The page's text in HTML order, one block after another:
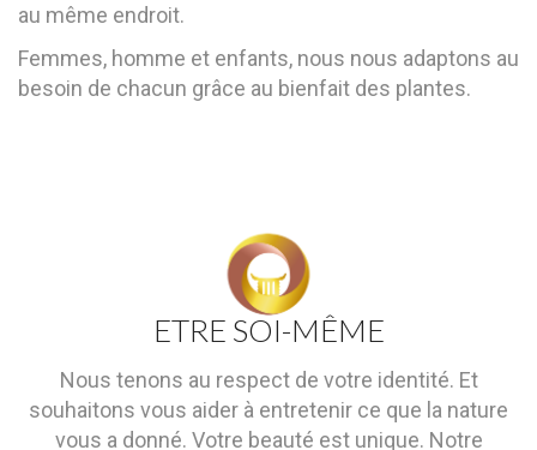
au même endroit.
Femmes, homme et enfants, nous nous adaptons au
besoin de chacun grâce au bienfait des plantes.
ETRE SOI-MÊME
Nous tenons au respect de votre identité. Et
souhaitons vous aider à entretenir ce que la nature
vous a donné. Votre beauté est unique. Notre